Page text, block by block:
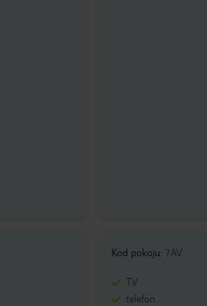
Kod pokoju: 7AV
TV
telefon